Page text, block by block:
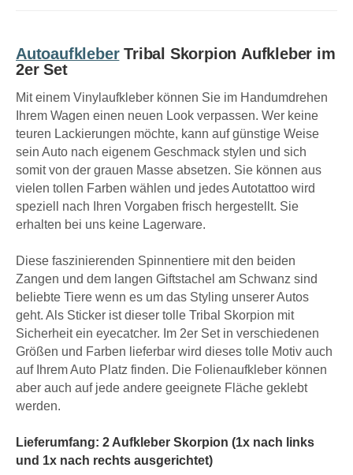
AutoaufkleberTribal Skorpion Aufkleber im
2er Set
Mit einem Vinylaufkleber können Sie im Handumdrehen
Ihrem Wagen einen neuen Look verpassen. Wer keine
teuren Lackierungen möchte, kann auf günstige Weise
sein Auto nach eigenem Geschmack stylen und sich
somit von der grauen Masse absetzen. Sie können aus
vielen tollen Farben wählen und jedes Autotattoo wird
speziell nach Ihren Vorgaben frisch hergestellt. Sie
erhalten bei uns keine Lagerware.
Diese faszinierenden Spinnentiere mit den beiden
Zangen und dem langen Giftstachel am Schwanz sind
beliebte Tiere wenn es um das Styling unserer Autos
geht. Als Sticker ist dieser tolle Tribal Skorpion mit
Sicherheit ein eyecatcher. Im 2er Set in verschiedenen
Größen und Farben lieferbar wird dieses tolle Motiv auch
auf Ihrem Auto Platz finden. Die Folienaufkleber können
aber auch auf jede andere geeignete Fläche geklebt
werden.
Lieferumfang: 2 Aufkleber Skorpion (1x nach links
und 1x nach rechts ausgerichtet)